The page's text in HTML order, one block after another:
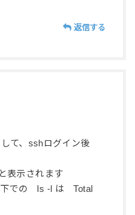
返信する
て、sshログイン後
表示されます
下での ls -l は Total